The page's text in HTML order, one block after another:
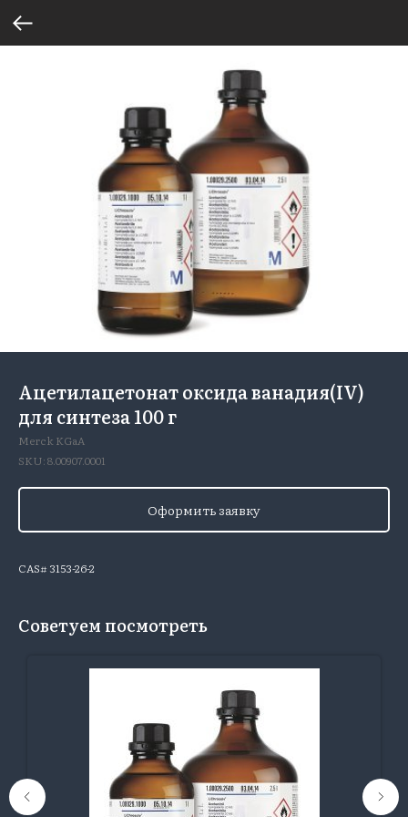
Ацетилацетонат оксида ванадия(IV)
для синтеза 100 г
Merck KGaA
SKU:8.00907.0001
Оформить заявку
CAS# 3153-26-2
Советуем посмотреть